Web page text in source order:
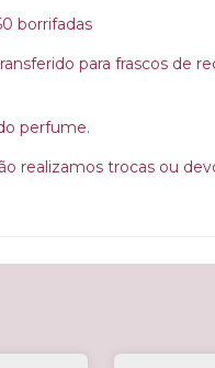
borrifadas
para frascos de
perfume.
realizamos trocas ou